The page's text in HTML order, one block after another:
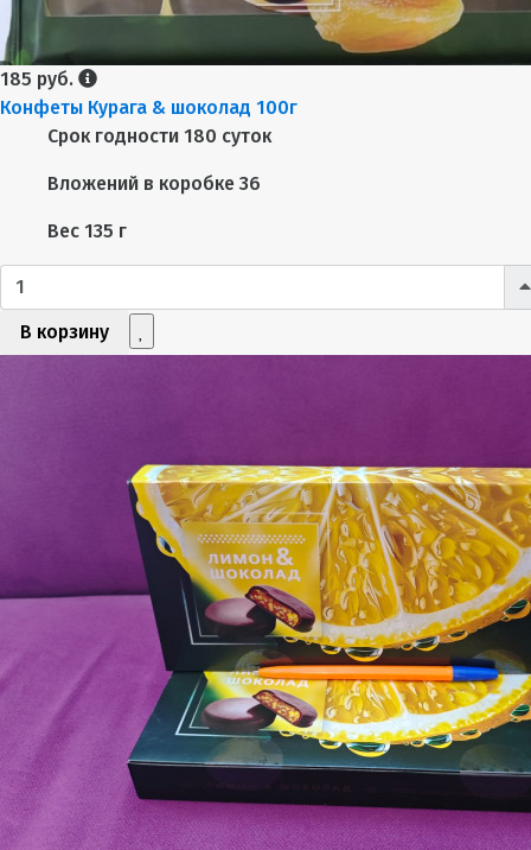
185 руб.
Конфеты Курага & шоколад 100г
Срок годности 180 суток
Вложений в коробке 36
Вес 135 г
В корзину